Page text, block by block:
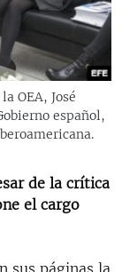
OEA, José
español,
de la crítica
el cargo
sus páginas la